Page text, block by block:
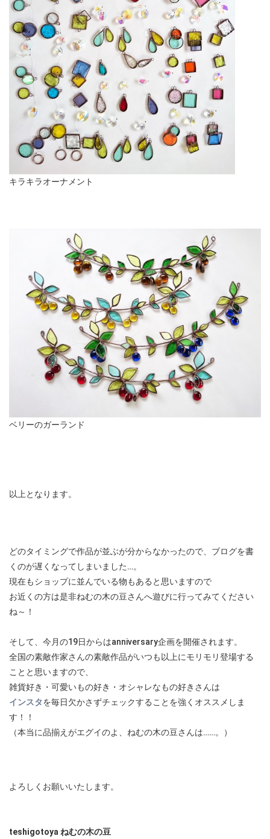
キラキラオーナメント
ベリーのガーランド
以上となります。
どのタイミングで作品が並ぶが分からなかったので、ブログを書
くのが遅くなってしまいました…。
現在もショップに並んでいる物もあると思いますので
お近くの方は是非ねむの木の豆さんへ遊びに行ってみてください
ね～！
そして、今月の19日からはanniversary企画を開催されます。
全国の素敵作家さんの素敵作品がいつも以上にモリモリ登場する
ことと思いますので、
雑貨好き・可愛いもの好き・オシャレなもの好きさんは
インスタを毎日欠かさずチェックすることを強くオススメしま
す！！
（本当に品揃えがエグイのよ、ねむの木の豆さんは……。）
よろしくお願いいたします。
teshigotoya ねむの木の豆